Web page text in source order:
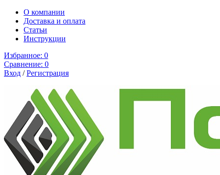
О компании
Доставка и оплата
Cтатьи
Инструкции
Избранное: 0
Сравнение: 0
Вход /Регистрация